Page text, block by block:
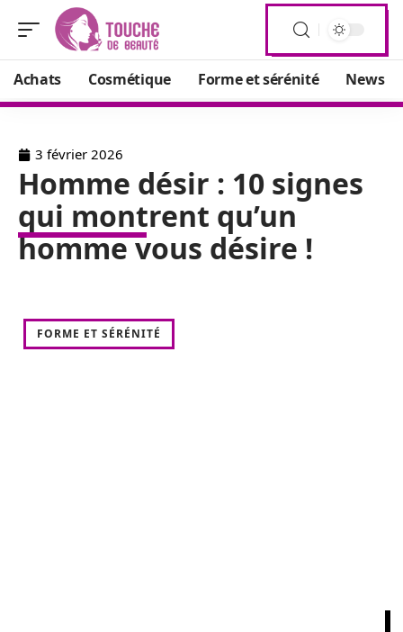
Achats Cosmétique Forme et sérénité News
3 février 2026
Homme désir : 10 signes
qui montrent qu’un
homme vous désire !
FORME ET SÉRÉNITÉ